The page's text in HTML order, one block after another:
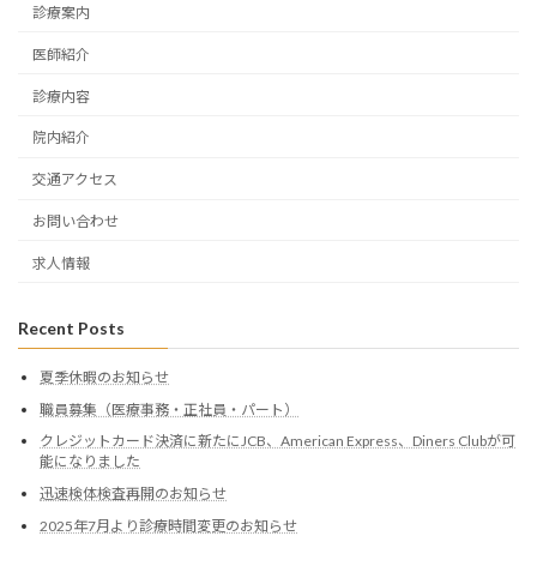
診療案内
医師紹介
診療内容
院内紹介
交通アクセス
お問い合わせ
求人情報
Recent Posts
夏季休暇のお知らせ
職員募集（医療事務・正社員・パート）
クレジットカード決済に新たにJCB、American Express、Diners Clubが可
能になりました
迅速検体検査再開のお知らせ
2025年7月より診療時間変更のお知らせ